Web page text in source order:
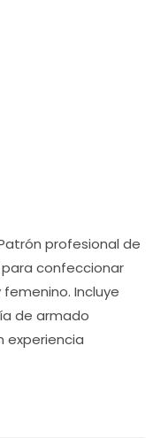
profesional de
confeccionar
Incluye
de armado
experiencia